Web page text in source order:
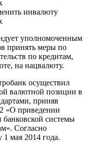
инвалюту
уполномоченным
принять меры по
по кредитам,
на нацвалюту.
осуществил
валютной позиции в
приняв
«О приведении
системы
Согласно
мая 2014 года.